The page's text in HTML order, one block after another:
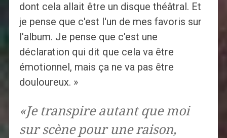
dont cela allait être un disque théâtral. Et
je pense que c'est l'un de mes favoris sur
l'album. Je pense que c'est une
déclaration qui dit que cela va être
émotionnel, mais ça ne va pas être
douloureux. »
«Je transpire autant que moi
sur scène pour une raison,